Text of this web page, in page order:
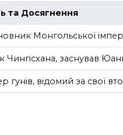
та Досягнення
Монгольської
Чингісхана, заснував
гунів, відомий за свої